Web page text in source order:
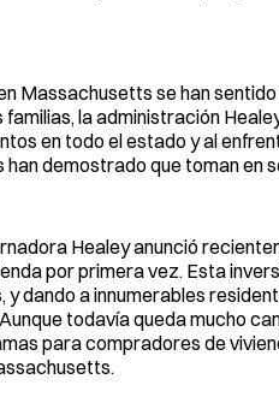
Massachusetts se han
la administración
en todo el estado y al
demostrado que toman en
Healey anunció
por primera vez. Esta
dando a innumerables
todavía queda mucho
para compradores de